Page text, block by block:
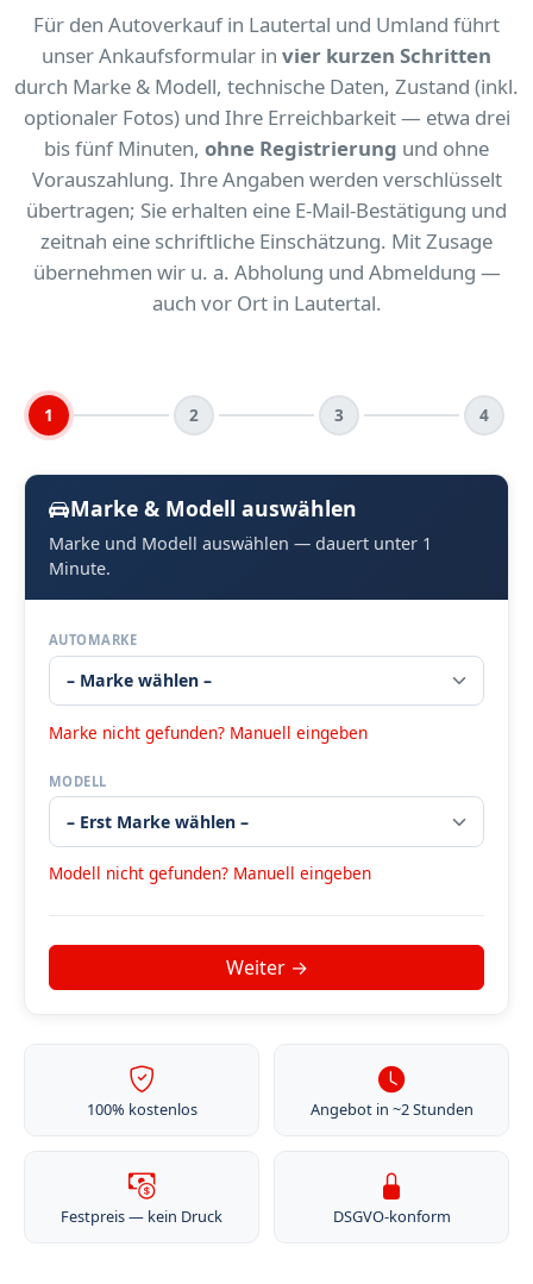
Für den Autoverkauf in Lautertal und Umland führt
unser Ankaufsformular in vier kurzen Schritten
durch Marke & Modell, technische Daten, Zustand (inkl.
optionaler Fotos) und Ihre Erreichbarkeit — etwa drei
bis fünf Minuten, ohne Registrierung und ohne
Vorauszahlung. Ihre Angaben werden verschlüsselt
übertragen; Sie erhalten eine E-Mail-Bestätigung und
zeitnah eine schriftliche Einschätzung. Mit Zusage
übernehmen wir u. a. Abholung und Abmeldung —
auch vor Ort in Lautertal.
1 2 3 4
Marke & Modell auswählen
Marke und Modell auswählen — dauert unter 1
Minute.
AUTOMARKE
Marke nicht gefunden? Manuell eingeben
MODELL
Modell nicht gefunden? Manuell eingeben
100% kostenlos Angebot in ~2 Stunden
Festpreis — kein Druck DSGVO-konform